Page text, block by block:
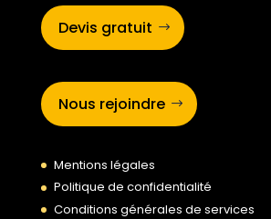
Devis gratuit
Nous rejoindre
Mentions légales
Politique de confidentialité
Conditions générales de services